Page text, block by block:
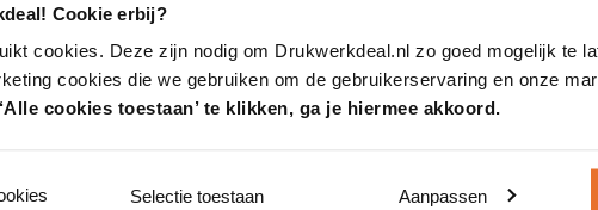
Cookie erbij?
cookies. Deze zijn nodig om Drukwerkdeal.nl zo goed mogelijk te
cookies die we gebruiken om de gebruikerservaring en onze
cookies toestaan’ te klikken, ga je hiermee akkoord.
Selectie toestaan Aanpassen